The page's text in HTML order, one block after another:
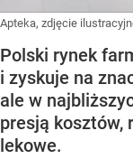
Apteka, zdjęcie
Polski rynek
i zyskuje na
ale w
presją kosztów,
lekowe.